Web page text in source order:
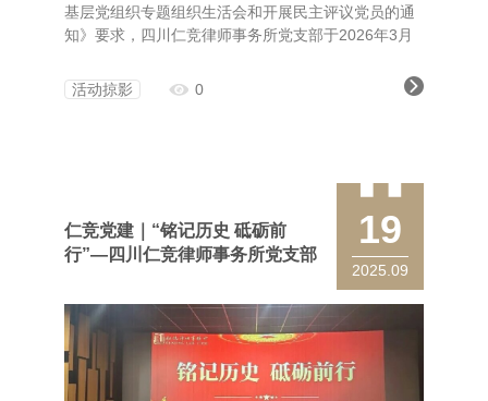
基层党组织专题组织生活会和开展民主评议党员的通
知》要求，四川仁竞律师事务所党支部于2026年3月
党员大会。会议紧扣“深入学习贯彻习近平新时代中国
特色社会主义思想，全面贯彻落实党的二十届四中全
活动掠影 0
19
2025.09
仁竞党建｜“铭记历史 砥砺前
行”—四川仁竞律师事务所党支部